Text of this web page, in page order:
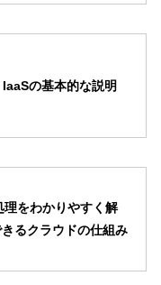
の基本的な説明
理をわかりやすく解
るクラウドの仕組み